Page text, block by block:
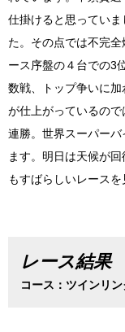
仕掛けると思ってい
た。その点では不完
ース序盤の４台での3
数戦、トップ争いに
が仕上がっているの
連勝。世界スーパー
ます。明日は天候が
もすばらしいレースを
レース結果
コース：ツインリ